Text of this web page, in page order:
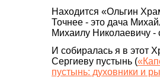
Находится «Ольгин
Точнее - это дача
Михаилу Николаевичу -
И собиралась я в этот
Сергиеву пустынь (
пустынь: духовники и